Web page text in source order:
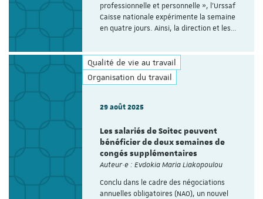
professionnelle et personnelle », l’Urssaf
Caisse nationale expérimente la semaine
en quatre jours. Ainsi, la direction et les…
Qualité de vie au travail
Organisation du travail
29 août 2025
Les salariés de Soitec peuvent
bénéficier de deux semaines de
congés supplémentaires
Auteur·e : Evdokia Maria Liakopoulou
Conclu dans le cadre des négociations
annuelles obligatoires (NAO), un nouvel